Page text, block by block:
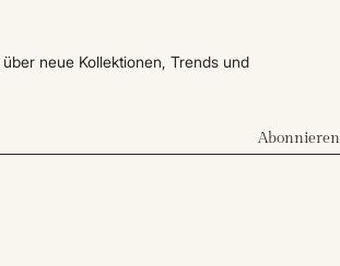
neue Kollektionen, Trends und
Abonnieren